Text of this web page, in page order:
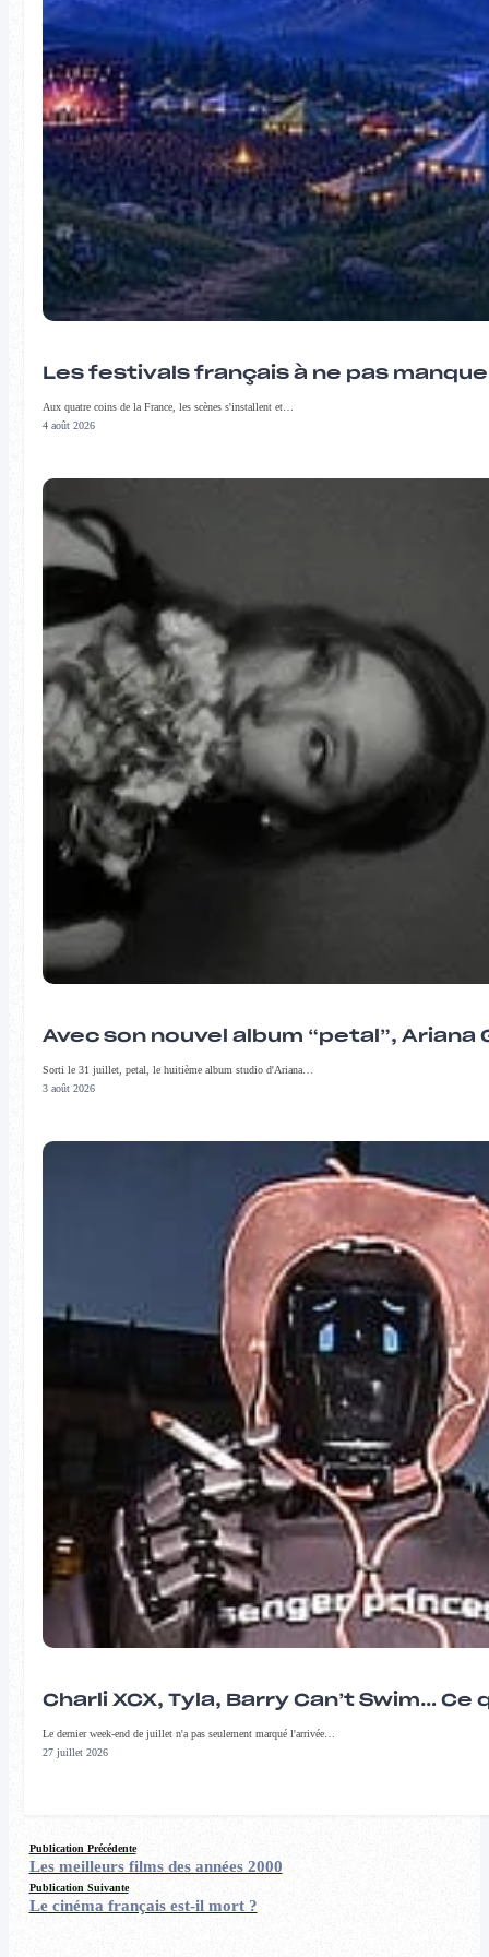
Les festivals français à ne pas
Aux quatre coins de la France, les scènes s'installent et…
4 août 2026
Avec son nouvel album “petal”,
Sorti le 31 juillet, petal, le huitième album studio d'Ariana…
3 août 2026
Charli XCX, Tyla, Barry Can’t Swim…
Le dernier week-end de juillet n'a pas seulement marqué l'arrivée…
27 juillet 2026
Publication Précédente
Les meilleurs films des années 2000
Publication Suivante
Le cinéma français est-il mort ?